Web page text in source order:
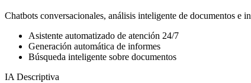
Chatbots conversacionales, análisis inteligente de documentos e
Asistente automatizado de atención 24/7
Generación automática de informes
Búsqueda inteligente sobre documentos
IA Descriptiva